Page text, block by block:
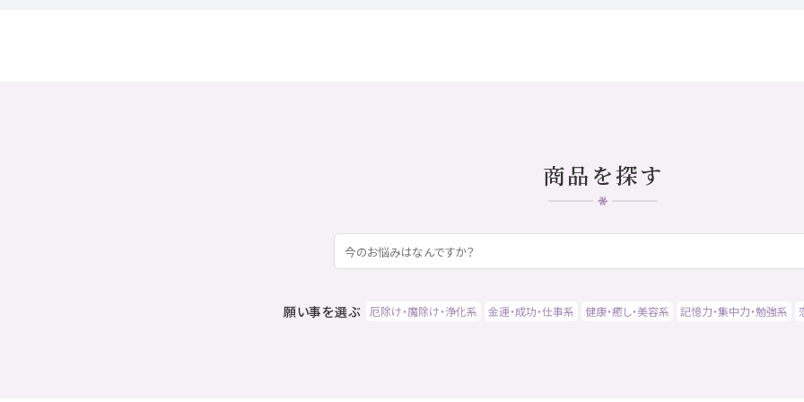
商品を探す
願い事を選ぶ 厄除け・魔除け・浄化系 金運・成功・仕事系 健康・癒し・美容系 記憶力・集中力・勉強系